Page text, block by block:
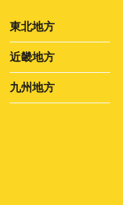
東北地方
近畿地方
九州地方